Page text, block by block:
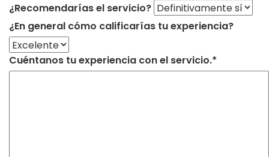
¿Recomendarías el servicio?
¿En general cómo calificarías tu experiencia?
Cuéntanos tu experiencia con el servicio.*